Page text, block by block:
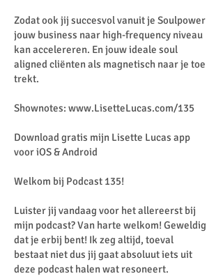
Zodat ook jij succesvol vanuit je Soulpower
jouw business naar high-frequency niveau
kan accelereren. En jouw ideale soul
aligned cliënten als magnetisch naar je toe
trekt.
Shownotes: www.LisetteLucas.com/135
Download gratis mijn Lisette Lucas app
voor iOS & Android
Welkom bij Podcast 135!
Luister jij vandaag voor het allereerst bij
mijn podcast? Van harte welkom! Geweldig
dat je erbij bent! Ik zeg altijd, toeval
bestaat niet dus jij gaat absoluut iets uit
deze podcast halen wat resoneert.